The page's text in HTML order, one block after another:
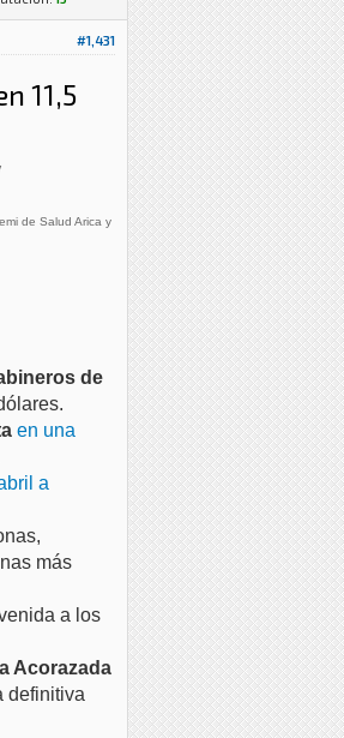
#1,431
11,5
de Salud Arica y
de
en una
a
más
a los
Acorazada
definitiva